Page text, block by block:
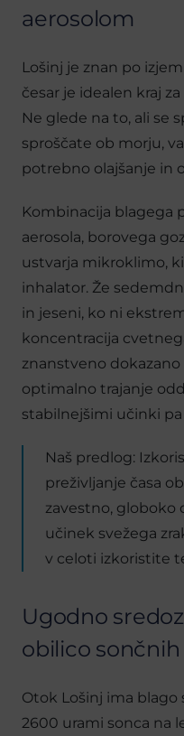
aerosolom
Lošinj je znan po
česar je idealen kraj
Ne glede na to, ali se
sproščate ob morju,
potrebno olajšanje in
Kombinacija blagega
aerosola, borovega
ustvarja mikroklimo,
inhalator. Že
in jeseni, ko ni
koncentracija
znanstveno
optimalno trajanje
stabilnejšimi učinki
Naš predlog:
preživljanje časa
zavestno, globoko
učinek svežega
v celoti izkoristite
Ugodno
obilico
Otok Lošinj ima
2600 urami sonca na